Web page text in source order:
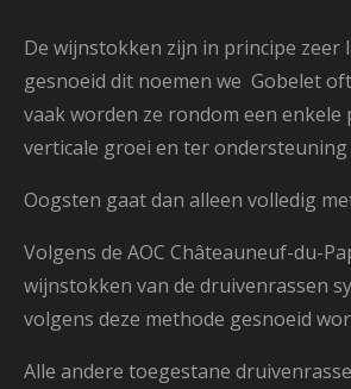
De wijnstokken zijn in principe zeer
gesnoeid dit noemen we Gobelet
vaak worden ze rondom een enkele
verticale groei en ter
Oogsten gaat dan alleen volledig
Volgens de AOC Châteauneuf-du-
wijnstokken van de druivenrassen
volgens deze methode gesnoeid
Alle andere toegestane